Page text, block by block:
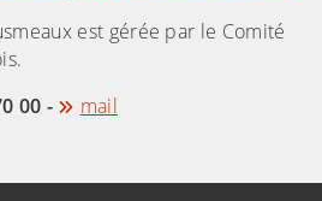
est gérée par le Comité
00 -
mail